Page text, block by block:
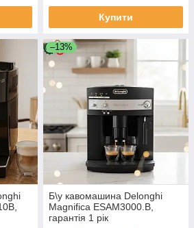
Купити
–13%
Б\у кавомашина Delonghi
Magnifica ESAM3000.B,
гарантія 1 рік